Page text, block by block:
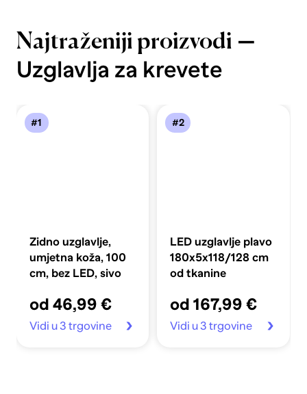
Najtraženiji proizvodi —
Uzglavlja za krevete
#1
Zidno uzglavlje,
umjetna koža, 100
cm, bez LED, sivo
od 46,99 €
Vidi u 3 trgovine
#2
LED uzglavlje plavo
180x5x118/128 cm
od tkanine
od 167,99 €
Vidi u 3 trgovine